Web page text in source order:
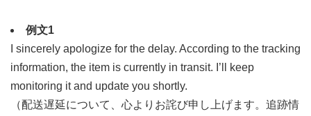
例文1
I sincerely apologize for the delay. According to the tracking
information, the item is currently in transit. I’ll keep
monitoring it and update you shortly.
（配送遅延について、心よりお詫び申し上げます。追跡情